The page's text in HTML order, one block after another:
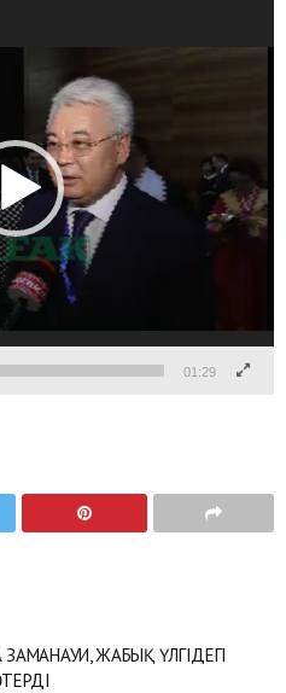
01:29
ЖАБЫҚ ҮЛГІДЕГІ